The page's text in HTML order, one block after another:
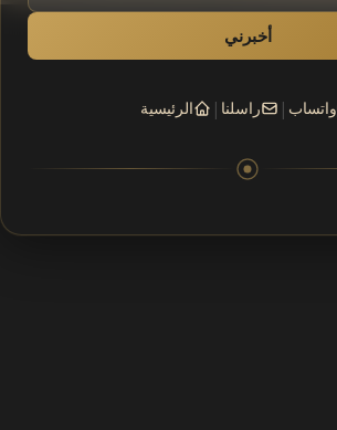
أخبرني
واتساب | راسلنا | الرئيسية